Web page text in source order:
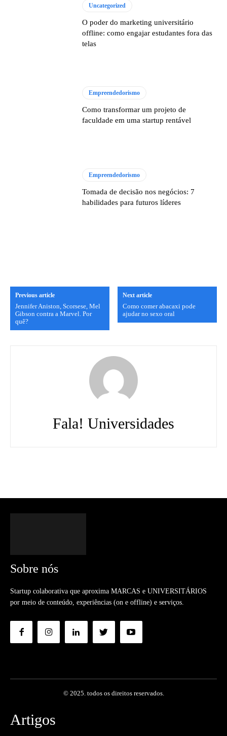
Uncategorized
O poder do marketing universitário
offline: como engajar estudantes fora das
telas
Empreendedorismo
Como transformar um projeto de
faculdade em uma startup rentável
Empreendedorismo
Tomada de decisão nos negócios: 7
habilidades para futuros líderes
Previous article
Jennifer Aniston, Scorsese, Mel
Gibson contra a Marvel. Por
quê?
Next article
Como comer abacaxi pode
ajudar no sexo oral
Fala! Universidades
Sobre nós
Startup colaborativa que aproxima MARCAS e UNIVERSITÁRIOS
por meio de conteúdo, experiências (on e offline) e serviços.
© 2025. todos os direitos reservados.
Artigos